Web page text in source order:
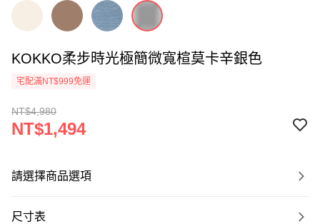
KOKKO柔步時光極簡微寬楦莫卡辛銀色
宅配滿NT$999免運
NT$4,980
NT$1,494
請選擇商品選項
尺寸表